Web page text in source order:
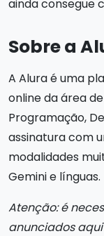
ainda consegue
Sobre a
A Alura é uma
online da área
Programação,
assinatura com
modalidades
Gemini e línguas.
Atenção: é
anunciados